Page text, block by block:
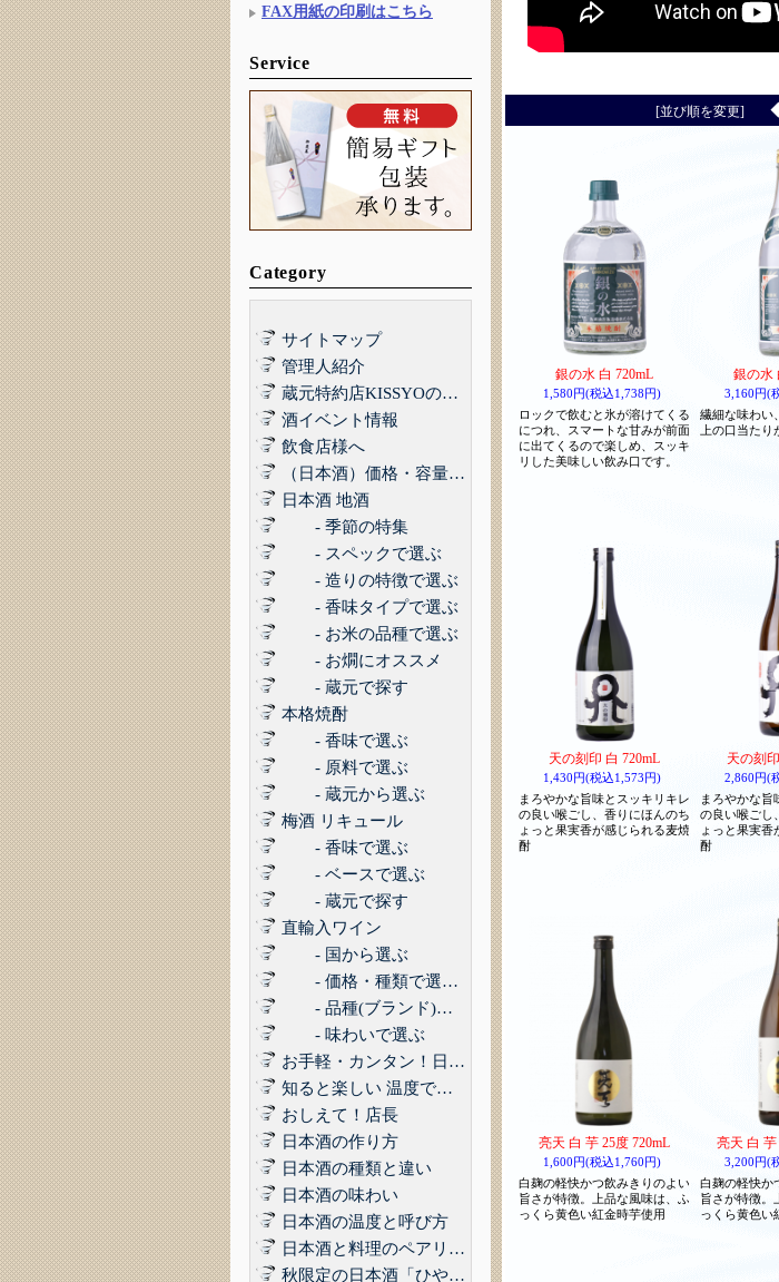
FAX用紙の印刷はこちら
Service
Category
サイトマップ
管理人紹介
蔵元特約店KISSYOの品質管理について｜最高の品質でお届けするために
酒イベント情報
飲食店様へ
（日本酒）価格・容量で選ぶ
日本酒 地酒
- 季節の特集
- スペックで選ぶ
- 造りの特徴で選ぶ
- 香味タイプで選ぶ
- お米の品種で選ぶ
- お燗にオススメ
- 蔵元で探す
本格焼酎
- 香味で選ぶ
- 原料で選ぶ
- 蔵元から選ぶ
梅酒 リキュール
- 香味で選ぶ
- ベースで選ぶ
- 蔵元で探す
直輸入ワイン
- 国から選ぶ
- 価格・種類で選ぶ(赤,白,ロゼ,スパークリング)
- 品種(ブランド)で選ぶ
- 味わいで選ぶ
お手軽・カンタン！日本酒に合うコンビニおつまみ3選 Vol.1
知ると楽しい 温度で楽しむ日本酒
おしえて！店長
日本酒の作り方
日本酒の種類と違い
日本酒の味わい
日本酒の温度と呼び方
日本酒と料理のペアリング
秋限定の日本酒「ひやおろし」
[並び順を変更]
銀の水 白 720mL
1,580円(税込1,738円)
ロックで飲むと氷が溶けてくる
につれ、スマートな甘みが前面
に出てくるので楽しめ、スッキ
リした美味しい飲み口です。
銀の水
3,160円(
繊細な味わい
上の口当た
天の刻印 白 720mL
1,430円(税込1,573円)
まろやかな旨味とスッキリキレ
の良い喉ごし、香りにほんのち
ょっと果実香が感じられる麦焼
酎
天の刻
2,860円(
まろやかな旨
の良い喉ごし
ょっと果実香
酎
亮天 白 芋 25度 720mL
1,600円(税込1,760円)
白麹の軽快かつ飲みきりのよい
旨さが特徴。上品な風味は、ふ
っくら黄色い紅金時芋使用
亮天 白 芋
3,200円(
白麹の軽快か
旨さが特徴。
っくら黄色い